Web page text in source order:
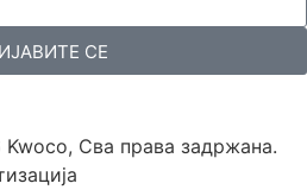
СЕ
Сва права задржана.